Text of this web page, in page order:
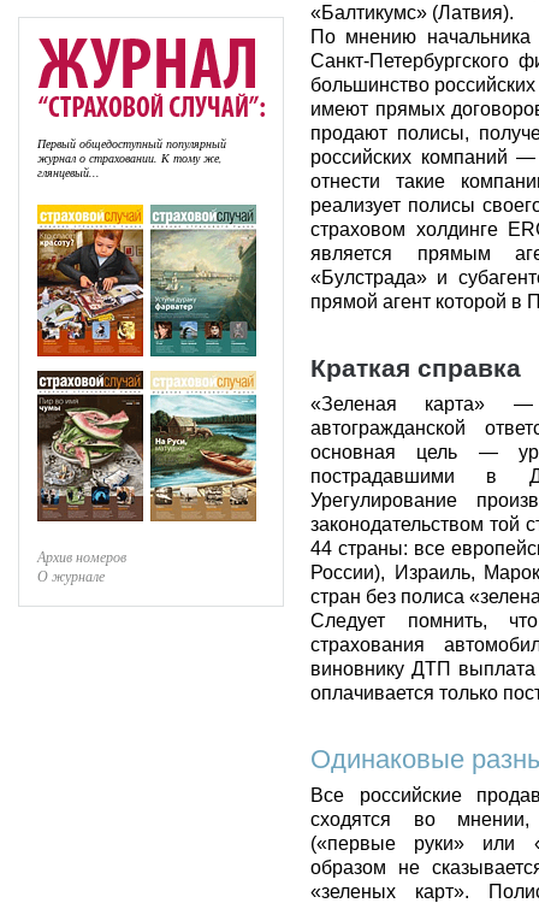
Первый общедоступный популярный
журнал о страховании. К тому же,
глянцевый...
Архив номеров
О журнале
«Балтикумс» (Латвия).
По мнению
Санкт-Петербургского
большинство
имеют прямых
продают полисы,
российских компаний
отнести такие
реализует полисы
страховом холдинге
является прямым
«Булстрада» и
прямой агент которой в
Краткая справка
«Зеленая карта» —
автогражданской
основная цель —
пострадавшими в
Урегулирование
законодательством той
44 страны: все
России), Израиль,
стран без полиса
Следует помнить,
страхования
виновнику ДТП
оплачивается только
Одинаковые
Все российские
сходятся во
(«первые руки» или
образом не
«зеленых карт».